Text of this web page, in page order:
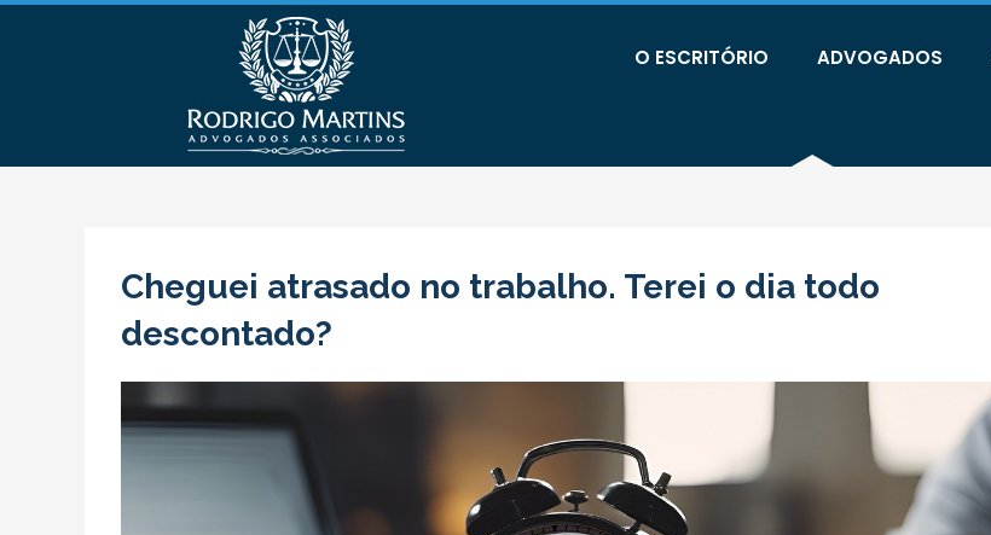
O ESCRITÓRIO ADVOGADOS
Cheguei atrasado no trabalho. Terei o dia todo
descontado?